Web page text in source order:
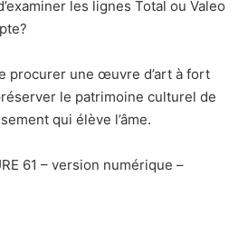
les lignes Total ou Valeo
procurer une œuvre d’art à fort
le patrimoine culturel de
qui élève l’âme.
61 – version numérique –